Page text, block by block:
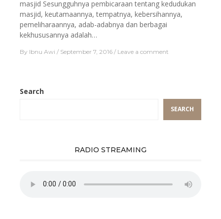
masjid Sesungguhnya pembicaraan tentang kedudukan
masjid, keutamaannya, tempatnya, kebersihannya,
pemeliharaannya, adab-adabnya dan berbagai
kekhususannya adalah…
By Ibnu Awi September 7, 2016 Leave a comment
Search
SEARCH
RADIO STREAMING